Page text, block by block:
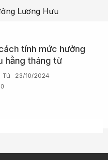
Lương Hưu
tính mức hưởng
hằng tháng từ
Tú
23/10/2024
0